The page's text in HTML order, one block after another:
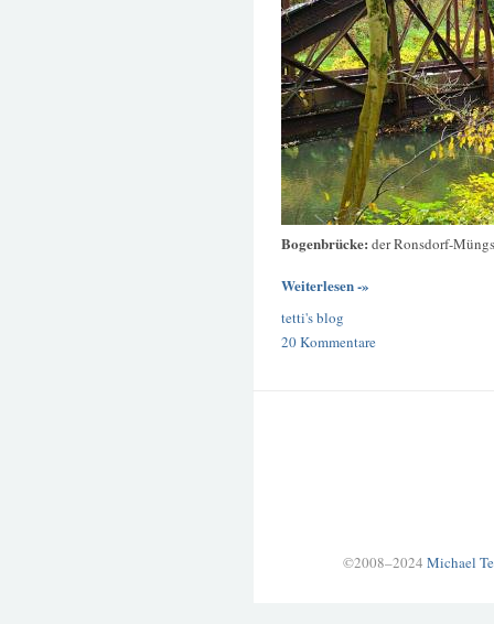
Bogenbrücke: der Ronsdorf-
Weiterlesen -»
tetti's blog
20 Kommentare
©2008–2024 Michael